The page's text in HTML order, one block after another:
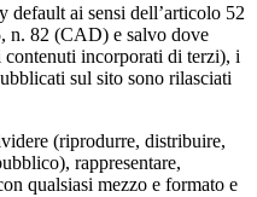
ai sensi dell’articolo 52
n. 82 (CAD) e salvo dove
contenuti incorporati di terzi), i
sul sito sono rilasciati
(riprodurre, distribuire,
rappresentare,
qualsiasi mezzo e formato e